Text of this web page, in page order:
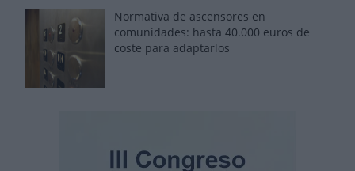
Normativa de ascensores en
comunidades: hasta 40.000 euros de
coste para adaptarlos